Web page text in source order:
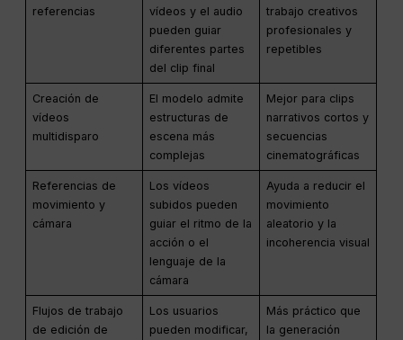
referencias
vídeos y el audio
pueden guiar
diferentes partes
del clip final
trabajo creativos
profesionales y
repetibles
Creación de
vídeos
multidisparo
El modelo admite
estructuras de
escena más
complejas
Mejor para clips
narrativos cortos y
secuencias
cinematográficas
Referencias de
movimiento y
cámara
Los vídeos
subidos pueden
guiar el ritmo de la
acción o el
lenguaje de la
cámara
Ayuda a reducir el
movimiento
aleatorio y la
incoherencia visual
Flujos de trabajo
de edición de
Los usuarios
pueden modificar,
Más práctico que
la generación